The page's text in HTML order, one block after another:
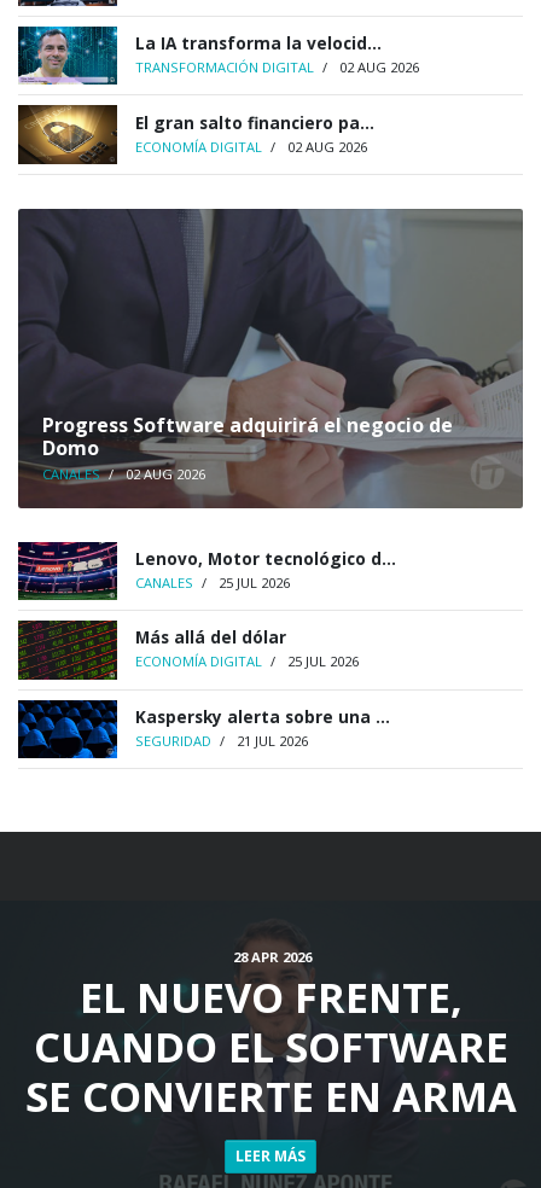
La IA transforma la velocid...
TRANSFORMACIÓN DIGITAL / 02 AUG 2026
El gran salto financiero pa...
ECONOMÍA DIGITAL / 02 AUG 2026
Progress Software adquirirá el negocio de
Domo
CANALES / 02 AUG 2026
Lenovo, Motor tecnológico d...
CANALES / 25 JUL 2026
Más allá del dólar
ECONOMÍA DIGITAL / 25 JUL 2026
Kaspersky alerta sobre una ...
SEGURIDAD / 21 JUL 2026
28 APR 2026
EL NUEVO FRENTE,
CUANDO EL SOFTWARE
SE CONVIERTE EN ARMA
LEER MÁS